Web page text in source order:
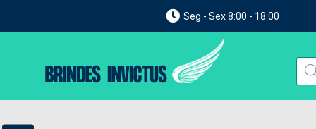
Seg - Sex 8:00 - 18:00